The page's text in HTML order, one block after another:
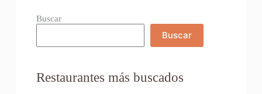
Buscar
Buscar
Restaurantes más buscados